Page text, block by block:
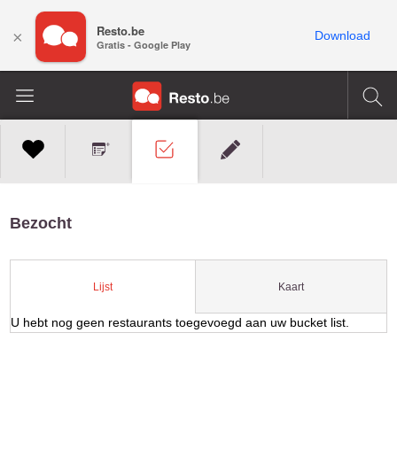
Bezocht
Lijst Kaart
U hebt nog geen restaurants toegevoegd aan uw bucket list.
× Resto.be
Gratis - Google Play
Download